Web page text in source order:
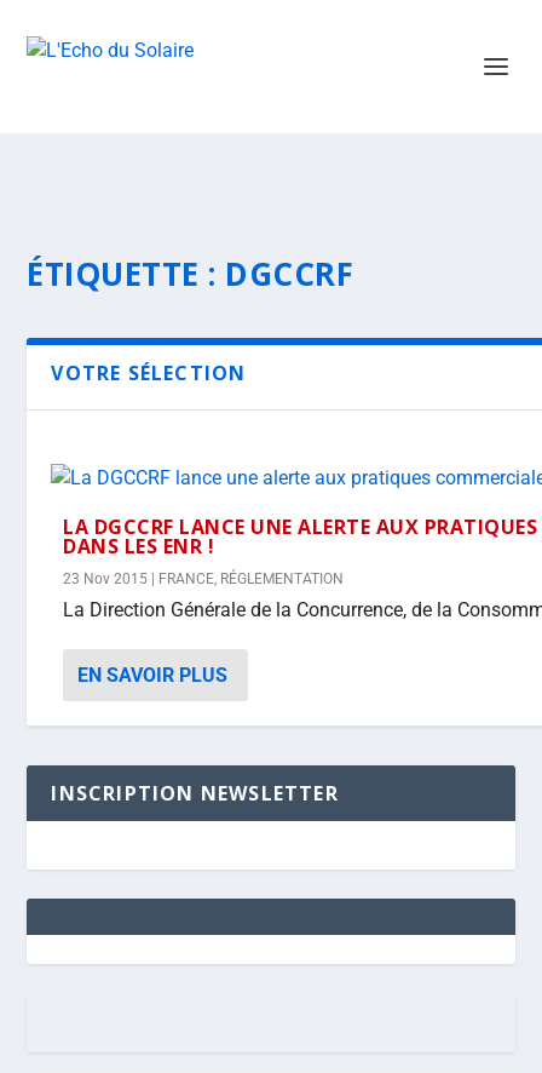
ÉTIQUETTE : DGCCRF
VOTRE SÉLECTION
LA DGCCRF LANCE UNE ALERTE AUX
DANS LES ENR !
23 Nov 2015 FRANCE, RÉGLEMENTATION
La Direction Générale de la Concurrence, de la
EN SAVOIR PLUS
INSCRIPTION NEWSLETTER